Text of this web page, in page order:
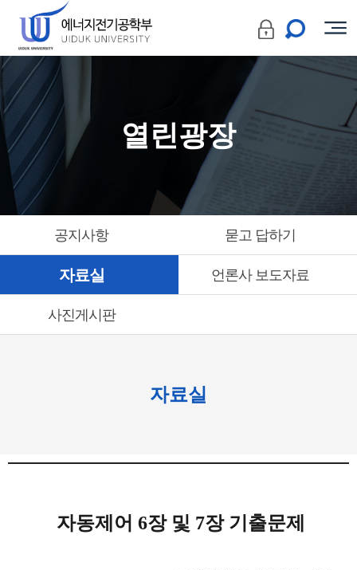
열린광장
공지사항 묻고 답하기
자료실 언론사 보도자료
사진게시판
자료실
자동제어 6장 및 7장 기출문제